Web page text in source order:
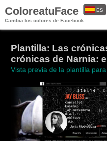
ColoreatuFace
Cambia los colores de Facebook
ES
Plantilla: Las
crónicas de Narnia:
Vista previa de la plantilla